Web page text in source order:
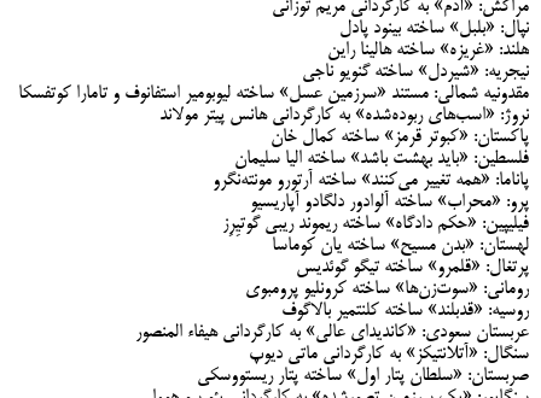
مراکش: «آدم» به کارگردانی مریم توزانی
نپال: «بلبل» ساخته بینود پادل
هلند: «غریزه» ساخته هالینا راین
نیجریه: «شیردل» ساخته گنویو ناجی
مقدونیه شمالی: مستند «سرزمین عسل» ساخته لیوبومیر استفانوف و تامارا کوتفسکا
نروژ: «اسب‌های ربوده‌شده» به کارگردانی هانس پیتر مولاند
پاکستان: «کبوتر قرمز» ساخته کمال خان
فلسطین: «باید بهشت باشد» ساخته الیا سلیمان
پاناما: «همه تغییر می‌کنند» ساخته آرتورو مونته‌نگرو
پرو: «محراب» ساخته آلوادور دلگادو آپاریسیو
فیلیپین: «حکم دادگاه» ساخته ریموند ریبی گوتیِرِز
لهستان: «بدن مسیح» ساخته یان کوماسا
پرتغال: «قلمرو» ساخته تیگو گوئدیس
رومانی: «سوت‌زن‌ها» ساخته کرونلیو پرومبوی
روسیه: «قدبلند» ساخته کلنتمیر بالاگوف
عربستان سعودی: «کاندیدای عالی» به کارگردانی هیفاء المنصور
سنگال: «آتلانتیکز» به کارگردانی ماتی دیوپ
صربستان: «سلطان پتار اول» ساخته پتار ریستووسکی